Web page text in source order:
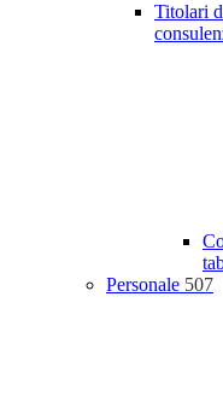
Titolari
Personale 507